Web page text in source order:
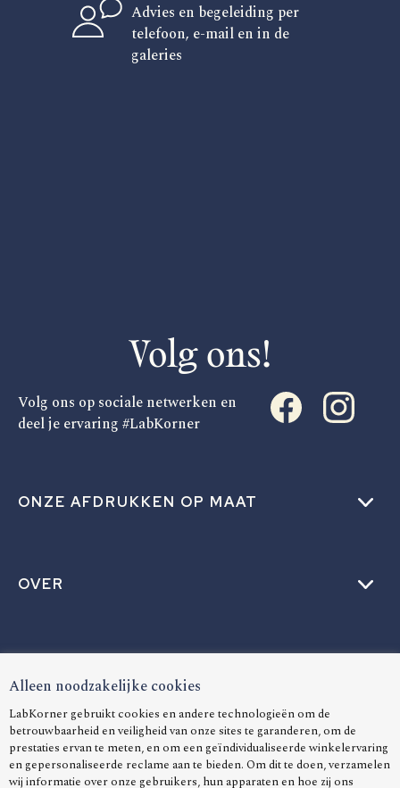
Advies en begeleiding per
telefoon, e-mail en in de
galeries
ONZE AFDRUKKEN OP MAAT
OVER
Volg ons!
Volg ons op sociale netwerken en
deel je ervaring #LabKorner
TAAL
Alleen noodzakelijke cookies
LabKorner gebruikt cookies en andere technologieën om de
betrouwbaarheid en veiligheid van onze sites te garanderen, om de
prestaties ervan te meten, en om een geïndividualiseerde winkelervaring
en gepersonaliseerde reclame aan te bieden. Om dit te doen, verzamelen
wij informatie over onze gebruikers, hun apparaten en hoe zij ons